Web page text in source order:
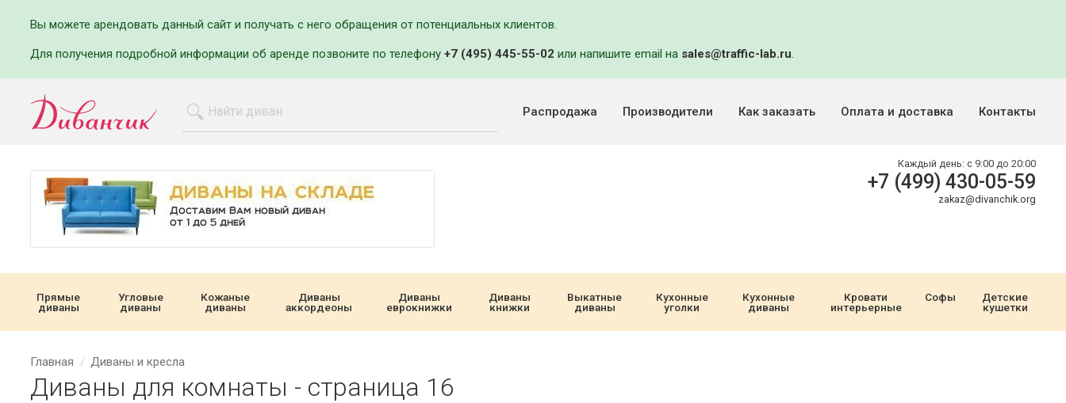
Вы можете арендовать данный сайт и получать с него обращения от потенциальных клиентов.
Для получения подробной информации об аренде позвоните по телефону +7 (495) 445-55-02 или напишите email на sales@traffic-lab.ru.
Распродажа Производители Как заказать Оплата и доставка Контакты
Каждый день: с 9:00 до 20:00
+7 (499) 430-05-59
zakaz@divanchik.org
Прямые
диваны
Угловые
диваны
Кожаные
диваны
Диваны
аккордеоны
Диваны
еврокнижки
Диваны
книжки
Выкатные
диваны
Кухонные
уголки
Кухонные
диваны
Кровати
интерьерные
Софы
Детские
кушетки
Главная Диваны и кресла
Диваны для комнаты - страница 16